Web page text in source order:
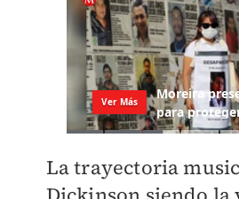
La trayectoria